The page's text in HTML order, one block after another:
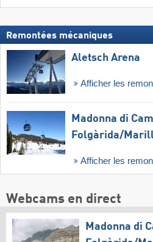
Remontées mécaniques
Aletsch Arena
Afficher les
Madonna di
Folgàrida/​
Afficher les
Webcams en direct
Madonna di